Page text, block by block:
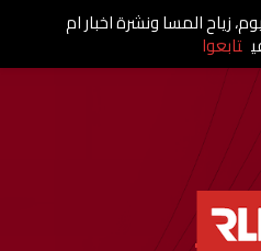
زياح المسا ونشرة اخبار ام
تابعوا